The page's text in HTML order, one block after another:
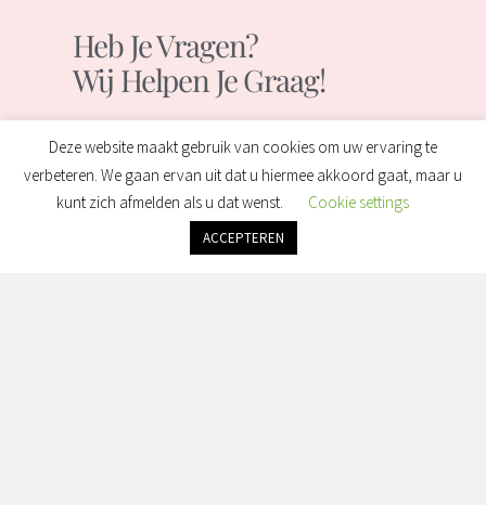
Heb Je Vragen?
Wij Helpen Je Graag!
Deze website maakt gebruik van cookies om uw ervaring te
verbeteren. We gaan ervan uit dat u hiermee akkoord gaat, maar u
kunt zich afmelden als u dat wenst.
Cookie settings
ACCEPTEREN